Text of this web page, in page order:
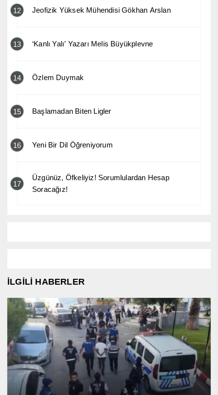
12 Jeofizik Yüksek Mühendisi Gökhan Arslan
13 ‘Kanlı Yalı’ Yazarı Melis Büyükplevne
14 Özlem Duymak
15 Başlamadan Biten Ligler
16 Yeni Bir Dil Öğreniyorum
17
Üzgünüz, Öfkeliyiz! Sorumlulardan Hesap
Soracağız!
İLGİLİ HABERLER